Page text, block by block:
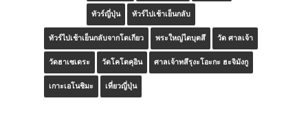
ทัวร์ญี่ปุ่น ทัวร์ไปเช้าเย็นกลับ
ทัวร์ไปเช้าเย็นกลับจากโตเกียว พระใหญ่ไดบุตสึ วัด ศาลเจ้า
วัดฮาเซเดระ วัดโคโตคุอิน ศาลเจ้าทสึรุงะโอะกะ ฮะจิมังกู
เกาะเอโนชิมะ เที่ยวญี่ปุ่น